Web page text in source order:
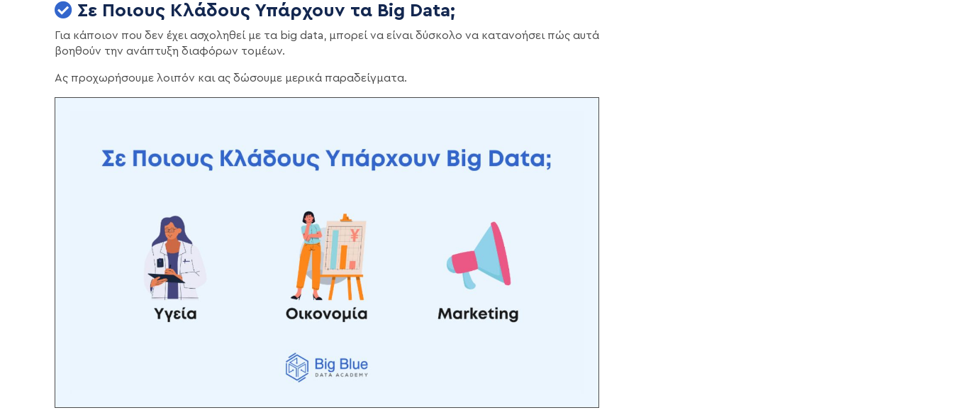
Σε Ποιους Κλάδους Υπάρχουν τα Big Data;
Για κάποιον που δεν έχει ασχοληθεί με τα big data, μπορεί να είναι δύσκολο να κατανοήσει πώς αυτά
βοηθούν την ανάπτυξη διαφόρων τομέων.
Ας προχωρήσουμε λοιπόν και ας δώσουμε μερικά παραδείγματα.